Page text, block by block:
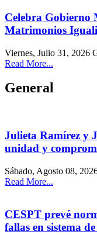
Celebra Gobierno
Matrimonios
Viernes, Julio 31, 2026
Read More...
General
Julieta Ramírez y
unidad y
Sábado, Agosto 08,
Read More...
CESPT prevé
fallas en sistema